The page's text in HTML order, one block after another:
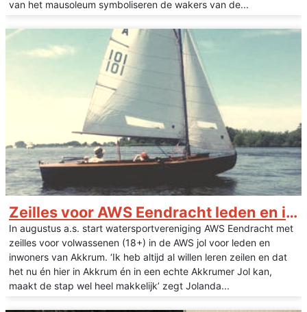
van het mausoleum symboliseren de wakers van de...
Zeilles voor AWS Eendracht leden en inwoners van Akkrum en Nes
In augustus a.s. start watersportvereniging AWS Eendracht met
zeilles voor volwassenen (18+) in de AWS jol voor leden en
inwoners van Akkrum. ‘Ik heb altijd al willen leren zeilen en dat
het nu én hier in Akkrum én in een echte Akkrumer Jol kan,
maakt de stap wel heel makkelijk’ zegt Jolanda...